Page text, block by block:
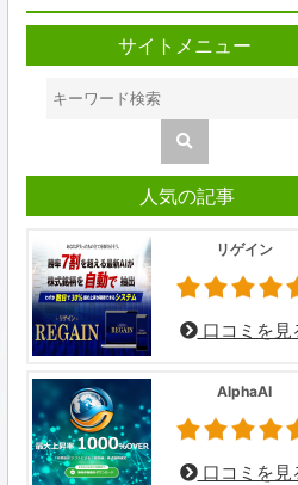
サイトメニュー
人気の記事
リゲイン
口コミを見
AlphaAI
口コミを見